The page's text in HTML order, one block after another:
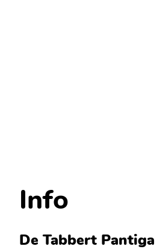
Info
De Tabbert